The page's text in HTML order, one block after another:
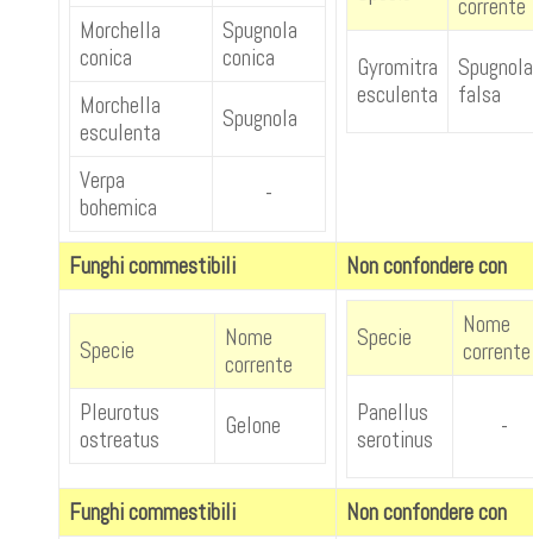
Morchella
conica
Spugnola
conica
Morchella
esculenta
Spugnola
Verpa
bohemica
-
corrente
Gyromitra
esculenta
Spugnola
falsa
Funghi commestibili Non confondere con
Specie
Nome
corrente
Pleurotus
ostreatus
Gelone
Specie
Nome
corrente
Panellus
serotinus
-
Funghi commestibili Non confondere con